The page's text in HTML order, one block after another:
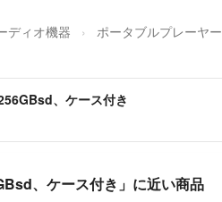
ディオ機器 ポータブルプレーヤー
、ケース付き
、ケース付き」に近い商品